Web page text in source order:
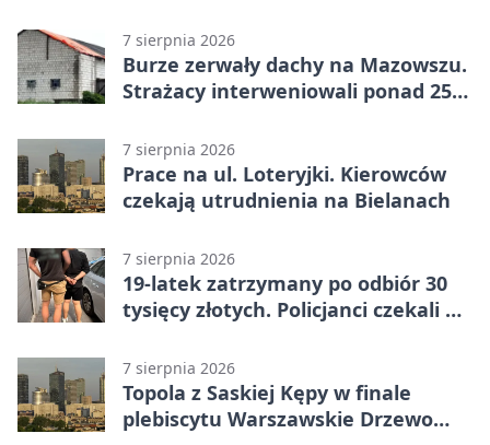
7 sierpnia 2026
Burze zerwały dachy na Mazowszu.
Strażacy interweniowali ponad 250
7 sierpnia 2026
Prace na ul. Loteryjki. Kierowców
czekają utrudnienia na Bielanach
7 sierpnia 2026
19-latek zatrzymany po odbiór 30
tysięcy złotych. Policjanci czekali w
7 sierpnia 2026
Topola z Saskiej Kępy w finale
plebiscytu Warszawskie Drzewo